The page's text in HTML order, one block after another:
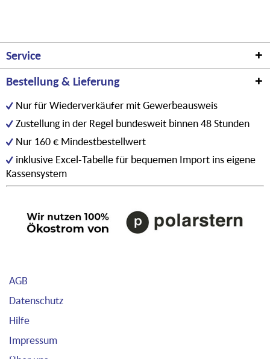
Service
Bestellung & Lieferung
Nur für Wiederverkäufer mit Gewerbeausweis
Zustellung in der Regel bundesweit binnen 48 Stunden
Nur 160 € Mindestbestellwert
inklusive Excel-Tabelle für bequemen Import ins eigene
Kassensystem
AGB
Datenschutz
Hilfe
Impressum